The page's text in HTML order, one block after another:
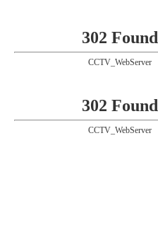
302 Found
CCTV_WebServer
302 Found
CCTV_WebServer